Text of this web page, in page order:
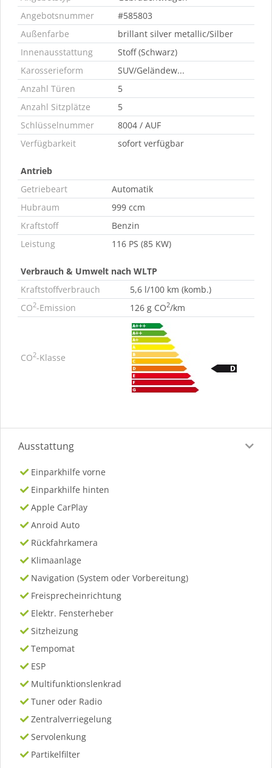
Angebotsnummer
#585803
Außenfarbe
brillant silver metallic/Silber
Innenausstattung
Stoff (Schwarz)
Karosserieform
SUV/Geländew...
Anzahl Türen
5
Anzahl Sitzplätze
5
Schlüsselnummer
8004 / AUF
Verfügbarkeit
sofort verfügbar
Antrieb
Getriebeart
Automatik
Hubraum
999 ccm
Kraftstoff
Benzin
Leistung
116 PS (85 KW)
Verbrauch & Umwelt nach WLTP
Kraftstoffverbrauch
5,6 l/100 km (komb.)
CO2-Emission 126 g CO2/km
CO2-Klasse
Ausstattung
Einparkhilfe vorne
Einparkhilfe hinten
Apple CarPlay
Anroid Auto
Rückfahrkamera
Klimaanlage
Navigation (System oder Vorbereitung)
Freisprecheinrichtung
Elektr. Fensterheber
Sitzheizung
Tempomat
ESP
Multifunktionslenkrad
Tuner oder Radio
Zentralverriegelung
Servolenkung
Partikelfilter